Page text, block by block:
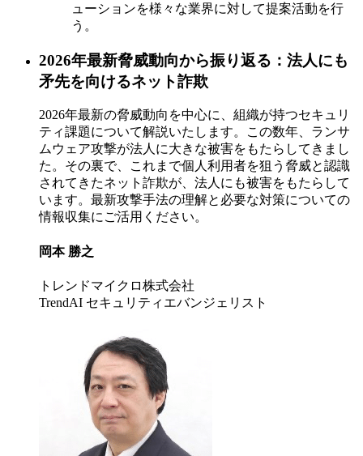
ューションを様々な業界に対して提案活動を行
う。
2026年最新脅威動向から振り返る：法人にも
矛先を向けるネット詐欺
2026年最新の脅威動向を中心に、組織が持つセキュリ
ティ課題について解説いたします。この数年、ランサ
ムウェア攻撃が法人に大きな被害をもたらしてきまし
た。その裏で、これまで個人利用者を狙う脅威と認識
されてきたネット詐欺が、法人にも被害をもたらして
います。最新攻撃手法の理解と必要な対策についての
情報収集にご活用ください。
岡本 勝之
トレンドマイクロ株式会社
TrendAI セキュリティエバンジェリスト